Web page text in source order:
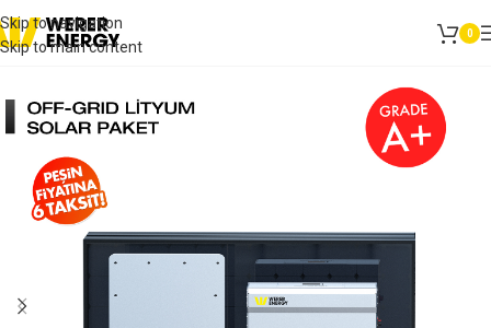
Skip to navigation
Skip to main content
0